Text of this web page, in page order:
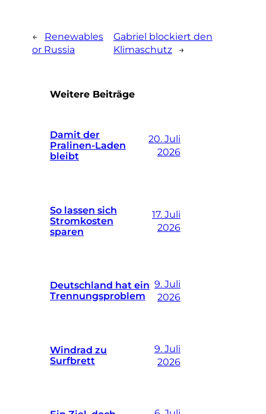
←
Renewables
or Russia
Gabriel blockiert den
Klimaschutz
→
Weitere Beiträge
Damit der
Pralinen-Laden
bleibt
20. Juli
2026
So lassen sich
Stromkosten
sparen
17. Juli
2026
Deutschland hat ein
Trennungsproblem
9. Juli
2026
Windrad zu
Surfbrett
9. Juli
2026